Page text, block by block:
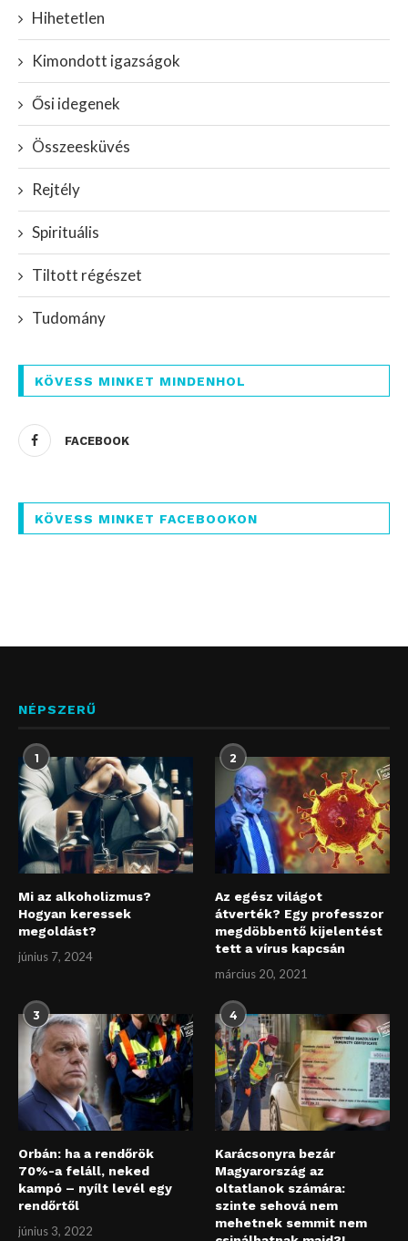
Hihetetlen
Kimondott igazságok
Ősi idegenek
Összeesküvés
Rejtély
Spirituális
Tiltott régészet
Tudomány
KÖVESS MINKET MINDENHOL
FACEBOOK
KÖVESS MINKET FACEBOOKON
NÉPSZERŰ
1
Mi az alkoholizmus?
Hogyan keressek
megoldást?
június 7, 2024
2
Az egész világot
átverték? Egy professzor
megdöbbentő kijelentést
tett a vírus kapcsán
március 20, 2021
3
Orbán: ha a rendőrök
70%-a feláll, neked
kampó – nyílt levél egy
rendőrtől
június 3, 2022
4
Karácsonyra bezár
Magyarország az
oltatlanok számára:
szinte sehová nem
mehetnek semmit nem